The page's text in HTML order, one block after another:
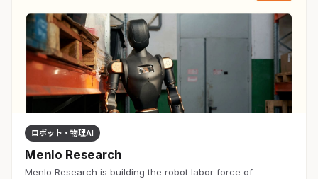
ロボット・物理AI
Menlo Research
Menlo Research is building the robot labor force of